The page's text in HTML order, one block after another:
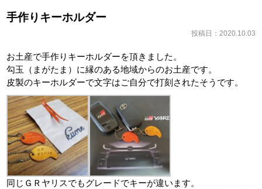
手作りキーホルダー
投稿日：2020.10.03
お土産で手作りキーホルダーを頂きました。
勾玉（まがたま）に縁のある地域からのお土産です。
皮製のキーホルダーで文字はご自分で打刻されたそうです。
同じＧＲヤリスでもグレードでキーが違います。